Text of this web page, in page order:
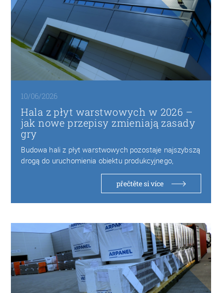
10/06/2026
Hala z płyt warstwowych w 2026 –
jak nowe przepisy zmieniają zasady
gry
Budowa hali z płyt warstwowych pozostaje najszybszą
drogą do uruchomienia obiektu produkcyjnego,
magazynowego czy logistycznego…
přečtěte si více